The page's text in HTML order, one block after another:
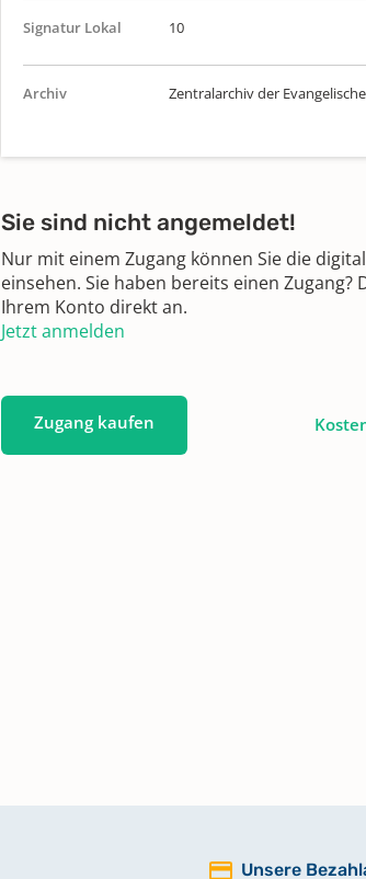
Signatur Lokal 10
Archiv Zentralarchiv der
Sie sind nicht angemeldet!
Nur mit einem Zugang können Sie die
einsehen. Sie haben bereits einen Zugang?
Ihrem Konto direkt an.
Jetzt anmelden
Zugang kaufen
Unsere